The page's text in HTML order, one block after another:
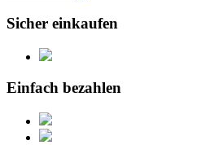
Sicher einkaufen
Einfach bezahlen